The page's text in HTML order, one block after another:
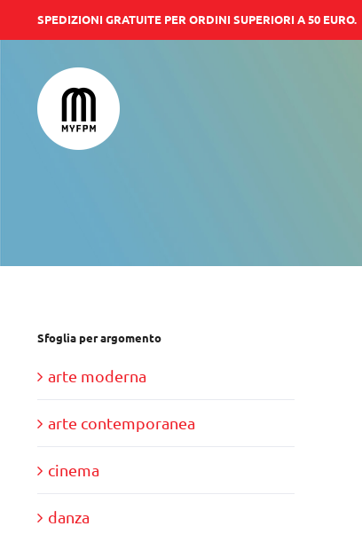
al
contenuto
SPEDIZIONI GRATUITE PER ORDINI SUPERIORI A 50 EURO.
Sfoglia per argomento
arte moderna
arte contemporanea
cinema
danza